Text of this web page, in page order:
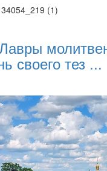
своего тез ...